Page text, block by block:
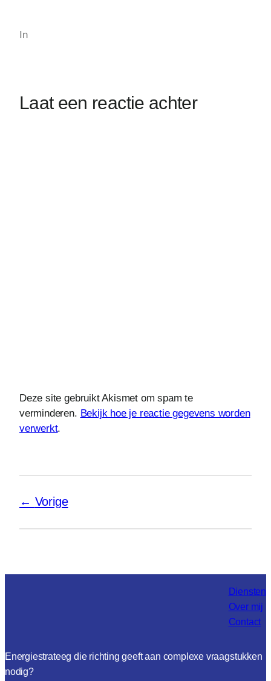
In
Laat een reactie achter
Deze site gebruikt Akismet om spam te
verminderen. Bekijk hoe je reactie gegevens worden
verwerkt.
Vorige
Diensten
Over mij
Contact
Energiestrateeg die richting geeft aan complexe vraagstukken
nodig?